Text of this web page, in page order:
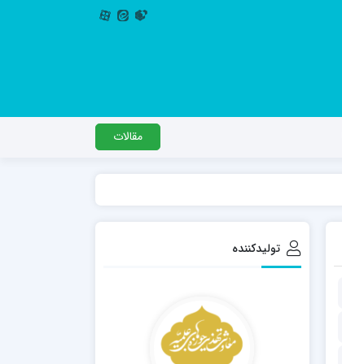
مدرسه اباصالح المهدی عج
مدرسه امام جعفر صادق علیه السلام ساوجبلاغ
مدرسه علمیه امام حسن مجتبی(ع) چهارباغ
مقالات
تولیدکننده